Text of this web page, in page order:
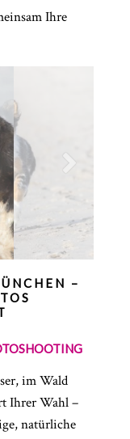
Ihre
–
im Wald
Ihrer Wahl –
natürliche